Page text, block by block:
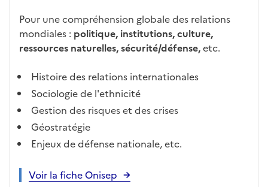
Pour une compréhension globale des relations
mondiales : politique, institutions, culture,
ressources naturelles, sécurité/défense,etc.
Histoire des relations internationales
Sociologie de l'ethnicité
Gestion des risques et des crises
Géostratégie
Enjeux de défense nationale, etc.
Voir la fiche Onisep